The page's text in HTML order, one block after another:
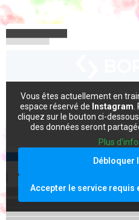
Vous êtes actuellement en
espace réservé de Instagram
cliquez sur le bouton ci-
des données seront
Plus
Débloquer
Accepter le service requis